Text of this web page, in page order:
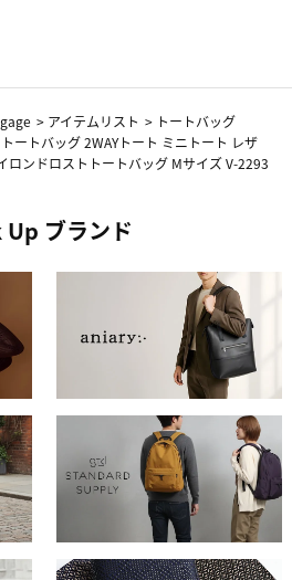
> アイテムリスト > トートバッグ
ートバッグ 2WAYトート ミニトート レザ
ロンドロストトートバッグ Mサイズ V-2293
ブランド